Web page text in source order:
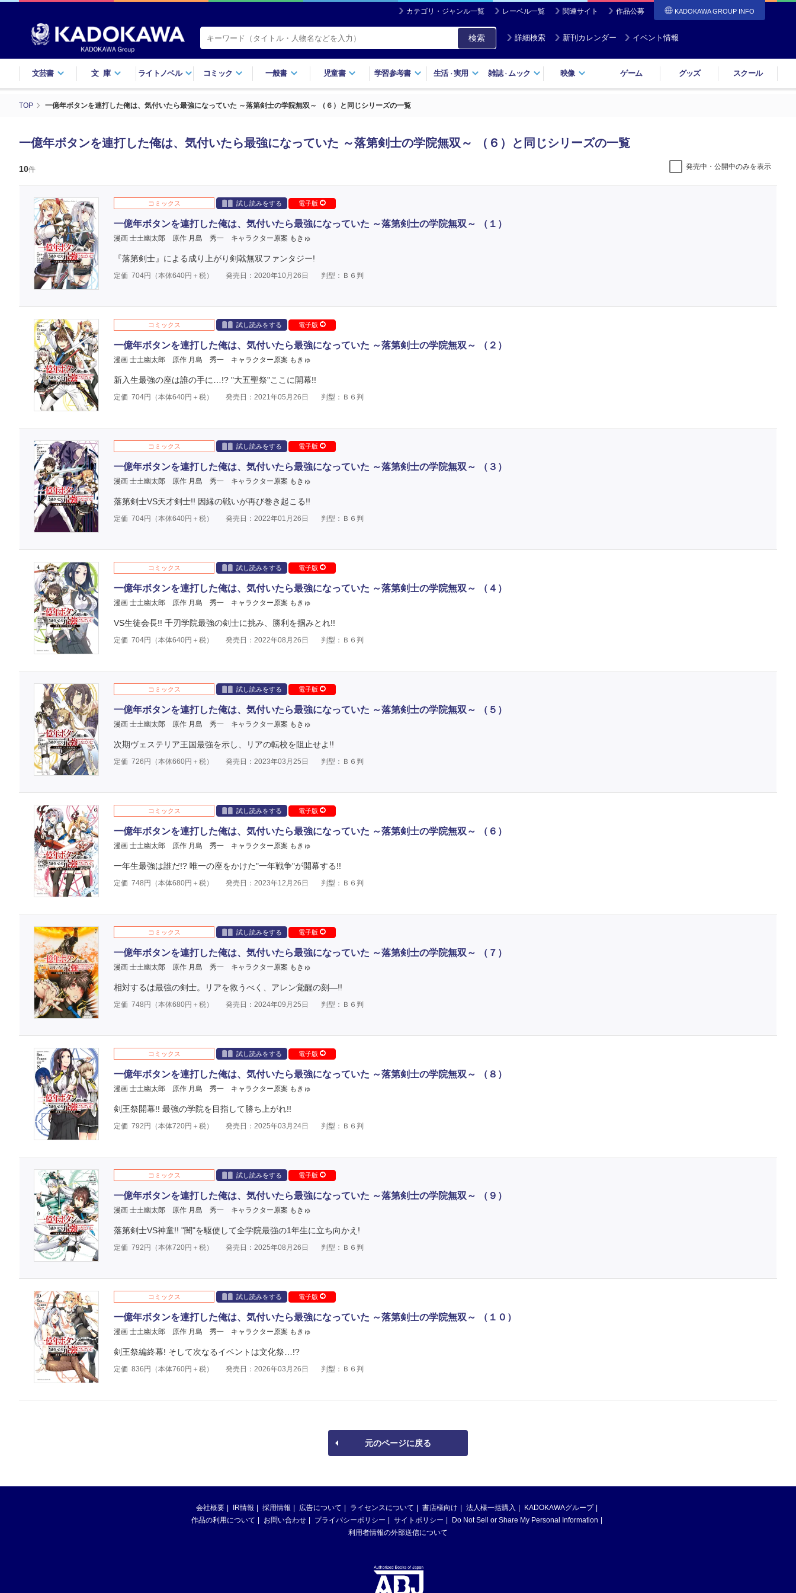
カテゴリ・ジャンル一覧 レーベル一覧 関連サイト 作品公募 KADOKAWA GROUP INFO
検索 詳細検索 新刊カレンダー イベント情報
文芸書 文庫 ライトノベル コミック 一般書 児童書 学習参考書 生活・実用 雑誌・ ムック 映像 ゲーム グッズ スクール
TOP 一億年ボタンを連打した俺は、気付いたら最強になっていた ～落第剣士の学院無双～ （６）と同じシリーズの一覧
一億年ボタンを連打した俺は、気付いたら最強になっていた ～落第剣士の学院無双～ （６）と同じシリーズの一覧
10件 発売中・公開中のみを表示
コミックス 試し読みをする 電子版
一億年ボタンを連打した俺は、気付いたら最強になっていた ～落第剣士の学院無双～ （１）
漫画 士土幽太郎 原作 月島 秀一 キャラクター原案 もきゅ
『落第剣士』による成り上がり剣戟無双ファンタジー!
定価 704円（本体640円＋税） 発売日：2020年10月26日 判型：Ｂ６判
コミックス 試し読みをする 電子版
一億年ボタンを連打した俺は、気付いたら最強になっていた ～落第剣士の学院無双～ （２）
漫画 士土幽太郎 原作 月島 秀一 キャラクター原案 もきゅ
新入生最強の座は誰の手に…!? "大五聖祭"ここに開幕!!
定価 704円（本体640円＋税） 発売日：2021年05月26日 判型：Ｂ６判
コミックス 試し読みをする 電子版
一億年ボタンを連打した俺は、気付いたら最強になっていた ～落第剣士の学院無双～ （３）
漫画 士土幽太郎 原作 月島 秀一 キャラクター原案 もきゅ
落第剣士VS天才剣士!! 因縁の戦いが再び巻き起こる!!
定価 704円（本体640円＋税） 発売日：2022年01月26日 判型：Ｂ６判
コミックス 試し読みをする 電子版
一億年ボタンを連打した俺は、気付いたら最強になっていた ～落第剣士の学院無双～ （４）
漫画 士土幽太郎 原作 月島 秀一 キャラクター原案 もきゅ
VS生徒会長!! 千刃学院最強の剣士に挑み、勝利を掴みとれ!!
定価 704円（本体640円＋税） 発売日：2022年08月26日 判型：Ｂ６判
コミックス 試し読みをする 電子版
一億年ボタンを連打した俺は、気付いたら最強になっていた ～落第剣士の学院無双～ （５）
漫画 士土幽太郎 原作 月島 秀一 キャラクター原案 もきゅ
次期ヴェステリア王国最強を示し、リアの転校を阻止せよ!!
定価 726 円（本体660円＋税） 発売日：2023年03月25日 判型：Ｂ６判
コミックス 試し読みをする 電子版
一億年ボタンを連打した俺は、気付いたら最強になっていた ～落第剣士の学院無双～ （６）
漫画 士土幽太郎 原作 月島 秀一 キャラクター原案 もきゅ
一年生最強は誰だ!? 唯一の座をかけた"一年戦争"が開幕する!!
定価 748 円（本体680円＋税） 発売日：2023年12月26日 判型：Ｂ６判
コミックス 試し読みをする 電子版
一億年ボタンを連打した俺は、気付いたら最強になっていた ～落第剣士の学院無双～ （７）
漫画 士土幽太郎 原作 月島 秀一 キャラクター原案 もきゅ
相対するは最強の剣士。リアを救うべく、アレン覚醒の刻―!!
定価 748 円（本体680円＋税） 発売日：2024年09月25日 判型：Ｂ６判
コミックス 試し読みをする 電子版
一億年ボタンを連打した俺は、気付いたら最強になっていた ～落第剣士の学院無双～ （８）
漫画 士土幽太郎 原作 月島 秀一 キャラクター原案 もきゅ
剣王祭開幕!! 最強の学院を目指して勝ち上がれ!!
定価 792 円（本体720円＋税） 発売日：2025年03月24日 判型：Ｂ６判
コミックス 試し読みをする 電子版
一億年ボタンを連打した俺は、気付いたら最強になっていた ～落第剣士の学院無双～ （９）
漫画 士土幽太郎 原作 月島 秀一 キャラクター原案 もきゅ
落第剣士VS神童!! "闇"を駆使して全学院最強の1年生に立ち向かえ!
定価 792 円（本体720円＋税） 発売日：2025年08月26日 判型：Ｂ６判
コミックス 試し読みをする 電子版
一億年ボタンを連打した俺は、気付いたら最強になっていた ～落第剣士の学院無双～ （１０）
漫画 士土幽太郎 原作 月島 秀一 キャラクター原案 もきゅ
剣王祭編終幕! そして次なるイベントは文化祭…!?
定価 836 円（本体760円＋税） 発売日：2026年03月26日 判型：Ｂ６判
元のページに戻る
会社概要 IR情報 採用情報 広告について ライセンスについて 書店様向け 法人様一括購入
KADOKAWAグループ
作品の利用について
お問い合わせ プライバシーポリシー サイトポリシー
Do Not Sell or Share My Personal Information
利用者情報の外部送信について